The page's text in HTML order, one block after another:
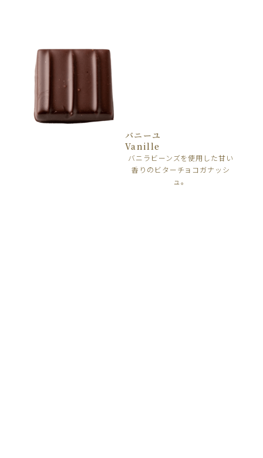
バニーユ
Vanille
バニラビーンズを使用した甘い
香りのビターチョコガナッシ
ュ。